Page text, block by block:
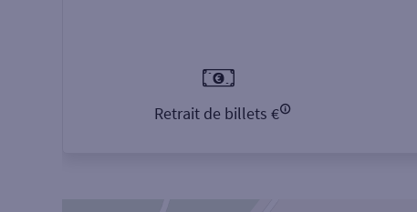
Retrait de billets €